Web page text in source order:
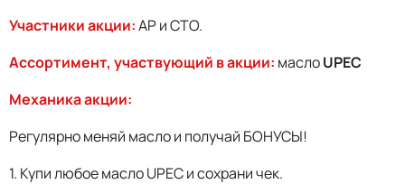
Участники акции:АР и СТО.
Ассортимент, участвующий в акции: маслоUPEC
Механика акции:
Регулярно меняй масло и получай БОНУСЫ!
1. Купи любое масло UPEC и сохрани чек.